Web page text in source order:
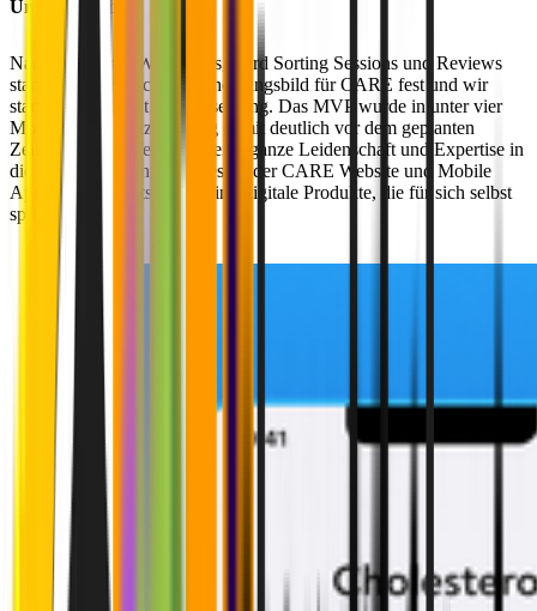
Unsere Lösung
Nach intensiven Workshops, Card Sorting Sessions und Reviews
stand das gewünschte Erscheinungsbild für CARE fest und wir
starteten direkt mit der Umsetzung. Das MVP wurde in unter vier
Monaten umgesetzt und lag damit deutlich vor dem geplanten
Zeitplan. Unser Team hat seine ganze Leidenschaft und Expertise in
die Konzeption und das Design der CARE Website und Mobile
App gesteckt. Entstanden sind digitale Produkte, die für sich selbst
sprechen.